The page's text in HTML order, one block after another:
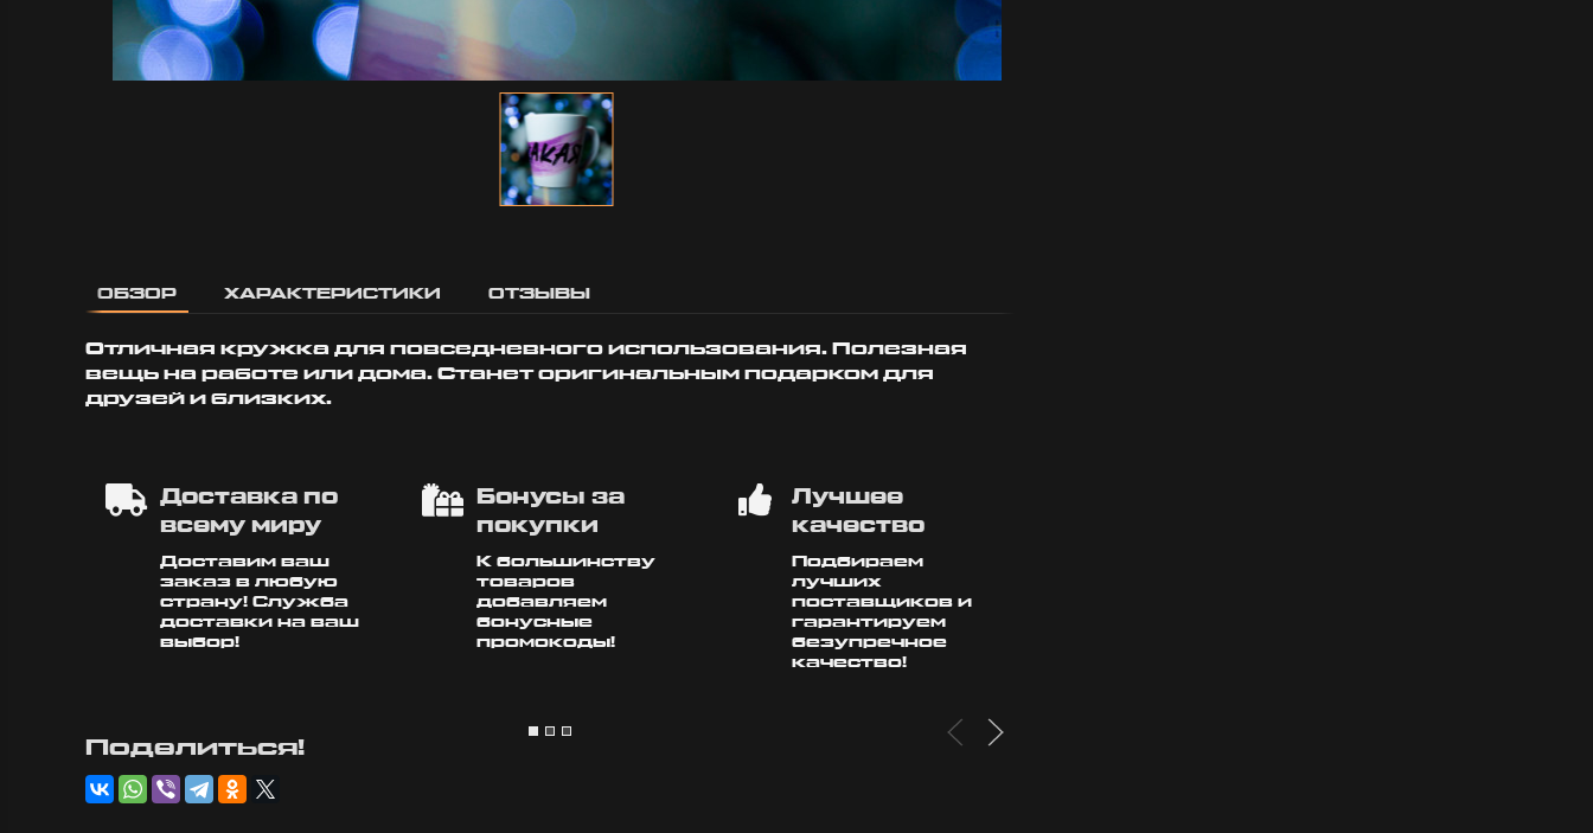
Дусаева Карина
8 марта 2026 10:57
Григорян Роберт
20 октября 2025 20:07
ОБЗОР ХАРАКТЕРИСТИКИ ОТЗЫВЫ
Отличная кружка для повседневного использования. Полезная
вещь на работе или дома. Станет оригинальным подарком для
друзей и близких.
Доставка по
всему миру
Доставим ваш
заказ в любую
страну! Служба
доставки на ваш
выбор!
Бонусы за
покупки
К большинству
товаров
добавляем
бонусные
промокоды!
Лучшее
качество
Подбираем
лучших
поставщиков и
гарантируем
безупречное
качество!
Поделиться!